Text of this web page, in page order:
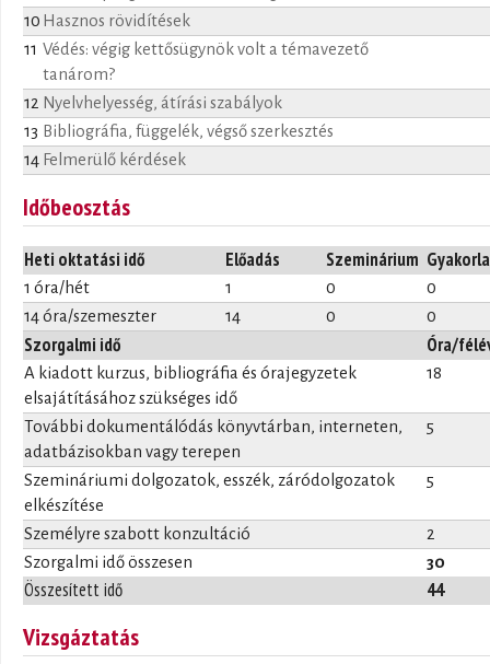
10 Hasznos rövidítések
11 Védés: végig kettősügynök volt a témavezető
tanárom?
12 Nyelvhelyesség, átírási szabályok
13 Bibliográfia, függelék, végső szerkesztés
14 Felmerülő kérdések
Időbeosztás
Heti oktatási idő Előadás Szeminárium
1 óra/hét 1 0
0
14 óra/szemeszter
14 0 0
Szorgalmi idő Óra/
Összesített idő 44
A kiadott kurzus, bibliográfia és órajegyzetek
elsajátításához szükséges idő
18
További dokumentálódás könyvtárban, interneten,
adatbázisokban vagy terepen
5
Szemináriumi dolgozatok, esszék, záródolgozatok
elkészítése
5
Személyre szabott konzultáció
2
Szorgalmi idő összesen
30
Vizsgáztatás